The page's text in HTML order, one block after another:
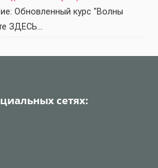
Обновленный курс "Волны
ЗДЕСЬ…
сетях: